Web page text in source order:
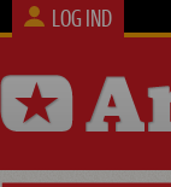
LOG IND